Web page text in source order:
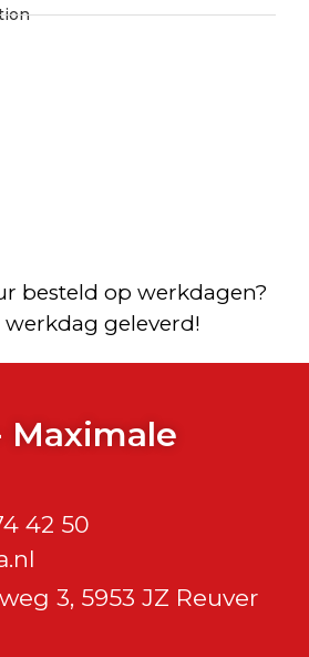
besteld op werkdagen?
werkdag geleverd!
Maximale
42 50
3, 5953 JZ Reuver